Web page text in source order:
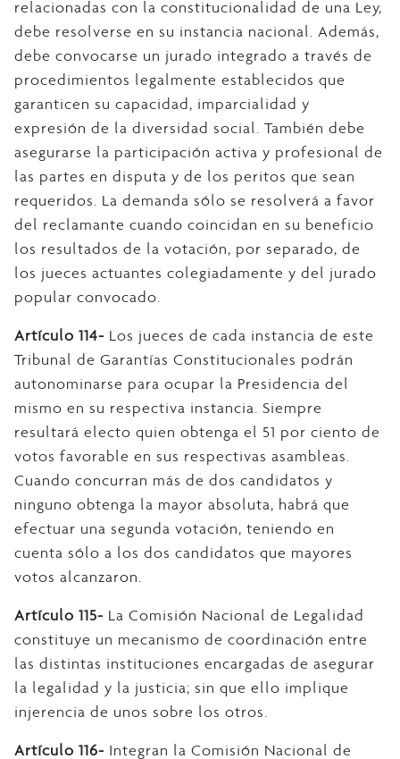
relacionadas con la constitucionalidad de una Ley,
debe resolverse en su instancia nacional. Además,
debe convocarse un jurado integrado a través de
procedimientos legalmente establecidos que
garanticen su capacidad, imparcialidad y
expresión de la diversidad social. También debe
asegurarse la participación activa y profesional de
las partes en disputa y de los peritos que sean
requeridos. La demanda sólo se resolverá a favor
del reclamante cuando coincidan en su beneficio
los resultados de la votación, por separado, de
los jueces actuantes colegiadamente y del jurado
popular convocado.
Artículo 114- Los jueces de cada instancia de este
Tribunal de Garantías Constitucionales podrán
autonominarse para ocupar la Presidencia del
mismo en su respectiva instancia. Siempre
resultará electo quien obtenga el 51 por ciento de
votos favorable en sus respectivas asambleas.
Cuando concurran más de dos candidatos y
ninguno obtenga la mayor absoluta, habrá que
efectuar una segunda votación, teniendo en
cuenta sólo a los dos candidatos que mayores
votos alcanzaron.
Artículo 115- La Comisión Nacional de Legalidad
constituye un mecanismo de coordinación entre
las distintas instituciones encargadas de asegurar
la legalidad y la justicia; sin que ello implique
injerencia de unos sobre los otros.
Artículo 116- Integran la Comisión Nacional de